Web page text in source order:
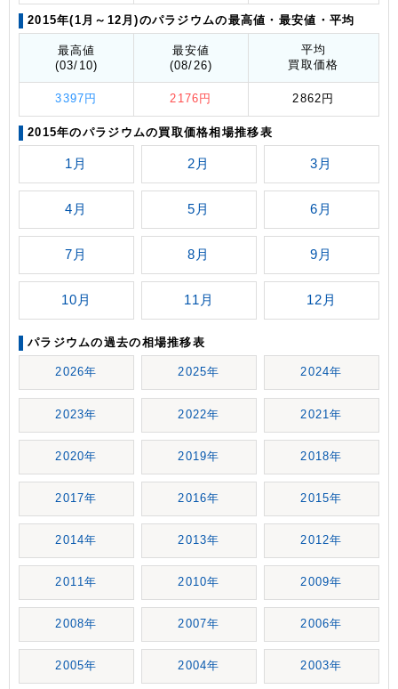
2015年(1月～12月)のパラジウムの最高値 ・最安値 ・平均
最高値
(03/10)
最安値
(08/26)
平均
買取価格
3397円 2176円 2862円
2015年のパラジウムの買取価格相場推移表
1月 2月 3月
4月 5月 6月
7月 8月 9月
10月 11月 12月
パラジウムの過去の相場推移表
2026年 2025年 2024年
2023年 2022年 2021年
2020年 2019年 2018年
2017年 2016年 2015年
2014年 2013年 2012年
2011年 2010年 2009年
2008年 2007年 2006年
2005年 2004年 2003年